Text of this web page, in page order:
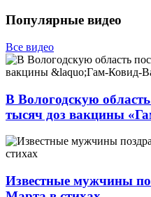
Популярные видео
Все видео
В Вологодскую
тысяч доз вакцины
Известные мужчины